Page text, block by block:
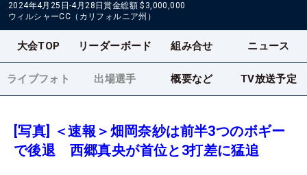
2024年4月25日-4月28日賞金総額 $3,000,000
ウィルシャーCC（カリフォルニア州）
大会TOP リーダーボード 組み合せ ニュース
ライブフォト 出場選手 概要など TV放送予定
[写真] ＜速報＞畑岡奈紗は前半3つのボギー
で後退 西郷真央が首位と3打差に猛追